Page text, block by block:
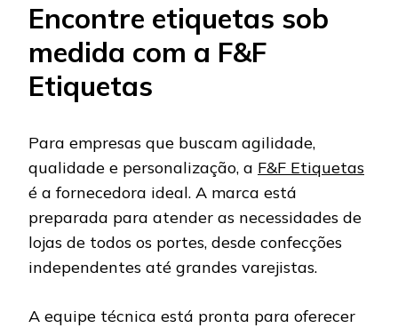
Encontre etiquetas sob
medida com a F&F
Etiquetas
Para empresas que buscam agilidade,
qualidade e personalização, a F&F Etiquetas
é a fornecedora ideal. A marca está
preparada para atender as necessidades de
lojas de todos os portes, desde confecções
independentes até grandes varejistas.
A equipe técnica está pronta para oferecer